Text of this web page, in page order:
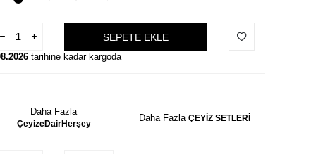
SEPETE EKLE
tarihine kadar kargoda
Daha Fazla
ÇeyizeDairHerşey
Daha Fazla ÇEYİZ SETLERİ